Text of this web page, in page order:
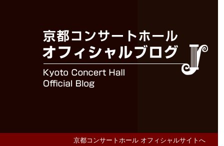
京都コンサートホール オフィシャルサイトへ